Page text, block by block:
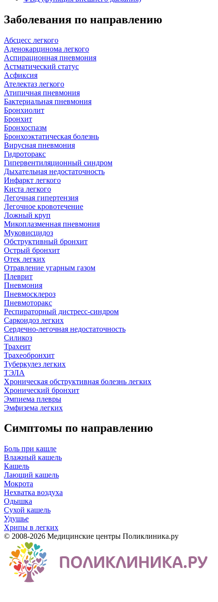
Заболевания по направлению
Абсцесс легкого
Аденокарцинома легкого
Аспирационная пневмония
Астматический статус
Асфиксия
Ателектаз легкого
Атипичная пневмония
Бактериальная пневмония
Бронхиолит
Бронхит
Бронхоспазм
Бронхоэктатическая болезнь
Вирусная пневмония
Гидроторакс
Гипервентиляционный синдром
Дыхательная недостаточность
Инфаркт легкого
Киста легкого
Легочная гипертензия
Легочное кровотечение
Ложный круп
Микоплазменная пневмония
Муковисцидоз
Обструктивный бронхит
Острый бронхит
Отек легких
Отравление угарным газом
Плеврит
Пневмония
Пневмосклероз
Пневмоторакс
Респираторный дистресс-синдром
Саркоидоз легких
Сердечно-легочная недостаточность
Силикоз
Трахеит
Трахеобронхит
Туберкулез легких
ТЭЛА
Хроническая обструктивная болезнь легких
Хронический бронхит
Эмпиема плевры
Эмфизема легких
Симптомы по направлению
Боль при кашле
Влажный кашель
Кашель
Лающий кашель
Мокрота
Нехватка воздуха
Одышка
Сухой кашель
Удушье
Хрипы в легких
© 2008-2026 Медицинские центры Поликлиника.ру